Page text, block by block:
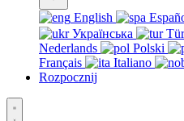
English
Українська
Nederlands
Polski
Français
Italiano
Rozpocznij